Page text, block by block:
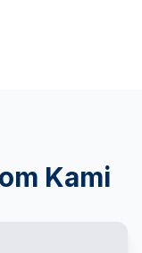
Kami